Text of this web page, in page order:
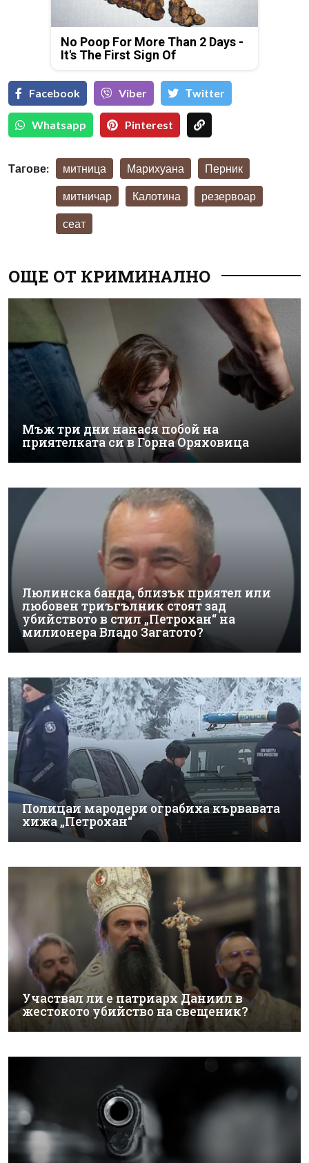
No Poop For More Than 2 Days -
It's The First Sign Of
Facebook Viber Тwitter
Whatsapp Pinterest
Тагове: митница Марихуана Перник
митничар Калотина резервоар
сеат
ОЩЕ ОТ КРИМИНАЛНО
Мъж три дни нанася побой на
приятелката си в Горна Оряховица
Люлинска банда, близък приятел или
любовен триъгълник стоят зад
убийството в стил „Петрохан“ на
милионера Владо Загатото?
Полицаи мародери ограбиха кървавата
хижа „Петрохан“
Участвал ли е патриарх Даниил в
жестокото убийство на свещеник?